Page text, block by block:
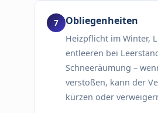
Obliegenheiten
Heizpflicht im Winter,
entleeren bei
Schneeräumung –
verstoßen, kann der
kürzen oder